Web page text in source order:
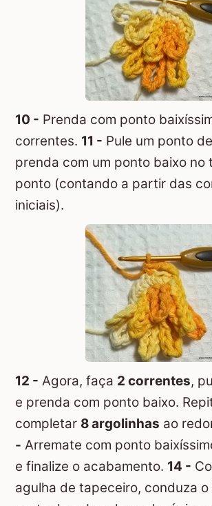
10 - Prenda com ponto
correntes. 11 - Pule um ponto
prenda com um ponto baixo no
ponto (contando a partir das
iniciais).
12 - Agora, faça 2 correntes,
e prenda com ponto baixo.
completar 8 argolinhas ao
- Arremate com ponto
e finalize o acabamento. 14 -
agulha de tapeceiro, conduza